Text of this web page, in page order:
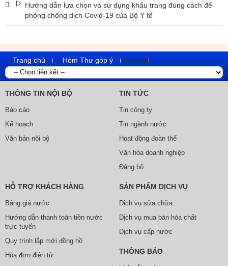
Hướng dẫn lựa chọn và sử dụng khấu trang đúng cách để
phòng chống dịch Covid-19 của Bộ Y tế
Trang chủ Hòm Thư góp ý Sitemap
THÔNG TIN NỘI BỘ
Báo cáo
Kế hoạch
Văn bản nội bộ
TIN TỨC
Tin công ty
Tin ngành nước
Hoạt động đoàn thể
Văn hóa doanh nghiệp
Đảng bộ
HỖ TRỢ KHÁCH HÀNG
Bảng giá nước
Hướng dẫn thanh toán tiền nước
trực tuyến
Quy trình lắp mới đồng hồ
Hóa đơn điện tử
SẢN PHẨM DỊCH VỤ
Dịch vụ sửa chữa
Dịch vụ mua bán hóa chất
Dịch vụ cấp nước
THÔNG BÁO